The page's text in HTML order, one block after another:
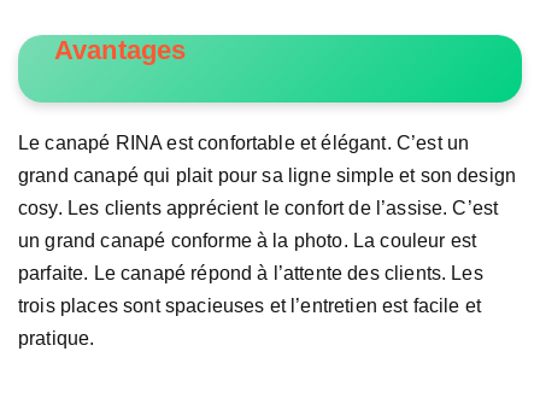
Avantages
Le canapé RINA est confortable et élégant. C’est un
grand canapé qui plait pour sa ligne simple et son design
cosy. Les clients apprécient le confort de l’assise. C’est
un grand canapé conforme à la photo. La couleur est
parfaite. Le canapé répond à l’attente des clients. Les
trois places sont spacieuses et l’entretien est facile et
pratique.